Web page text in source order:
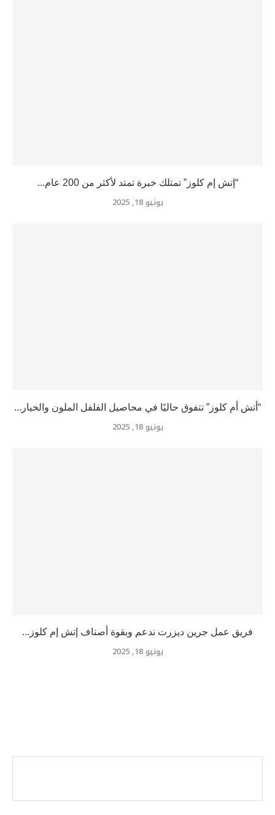
“إتش إم كلوز” تمتلك خبرة تمتد لأكثر من 200 عام...
يونيو 18, 2025
“أتش أم كلوز” تتفوق حاليًا في محاصيل الفلفل الملون والخيار...
يونيو 18, 2025
فريق عمل جرين ديزرت ندعم وبقوة أصناف إتش إم كلوز...
يونيو 18, 2025